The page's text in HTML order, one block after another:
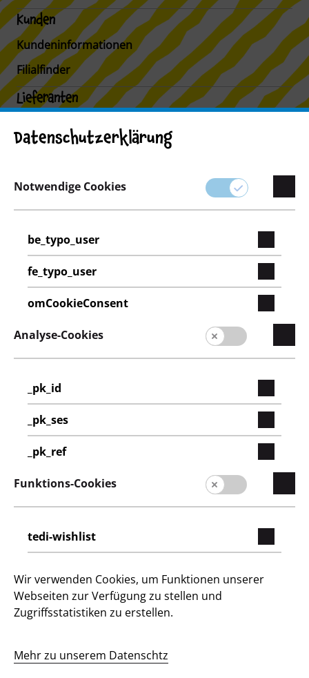
Kunden
Kundeninformationen
Filialfinder
Lieferanten
Filialfinder
Kundeninformation
Impressum
Datenschutz
Datenschutzerklärung
Notwendige Cookies
be_typo_user
fe_typo_user
omCookieConsent
Analyse-Cookies
_pk_id
_pk_ses
_pk_ref
Funktions-Cookies
tedi-wishlist
Wir verwenden Cookies, um Funktionen unserer
Webseiten zur Verfügung zu stellen und
Zugriffsstatistiken zu erstellen.
Mehr zu unserem Datenschtz